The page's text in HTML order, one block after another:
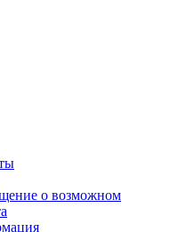
о возможном